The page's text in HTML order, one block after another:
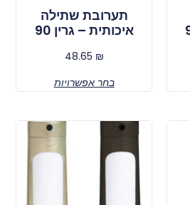
תערובת שתילה
איכותית – גרין 90
48.65 ₪
בחר אפשרויות